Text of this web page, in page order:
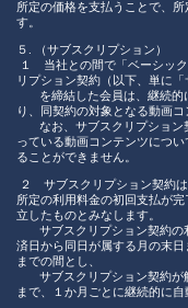
所定の価格を支払うことで、
す。
５. （サブスクリプション）
１ 当社との間で「ベーシッ
リプション契約（以下、単に
を締結した会員は、継続的
り、同契約の対象となる動画
なお、サブスクリプショ
っている動画コンテンツにつ
ることができません。
２ サブスクリプション契約は
所定の利用料金の初回支払が
立したものとみなします。
サブスクリプション契約の
済日から同日が属する月の末
までの間とし、
サブスクリプション契約が
まで、１か月ごとに継続的に自